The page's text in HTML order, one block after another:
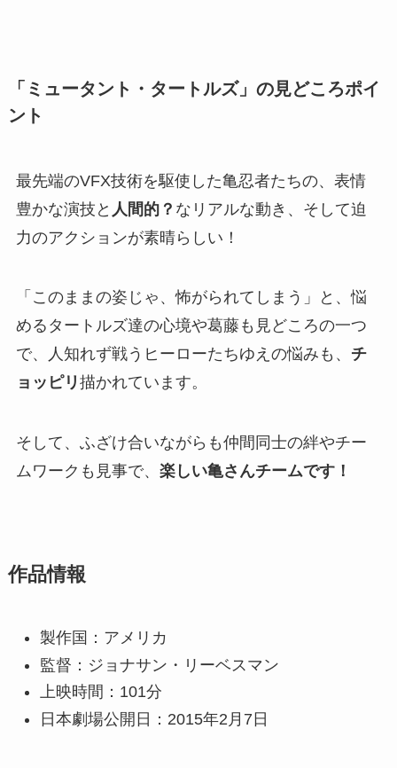
「ミュータント・タートルズ」の見どころポイ
ント
最先端のVFX技術を駆使した亀忍者たちの、表情
豊かな演技と 人間的？ なリアルな動き、そして迫
力のアクションが素晴らしい！
「このままの姿じゃ、怖がられてしまう」と、悩
めるタートルズ達の心境や葛藤も見どころの一つ
で、人知れず戦うヒーローたちゆえの悩みも、 チ
ョッピリ 描かれています。
そして、ふざけ合いながらも仲間同士の絆やチー
ムワークも見事で、 楽しい亀さんチームです！
作品情報
製作国：アメリカ
監督：ジョナサン・リーベスマン
上映時間：101分
日本劇場公開日：2015年2月7日